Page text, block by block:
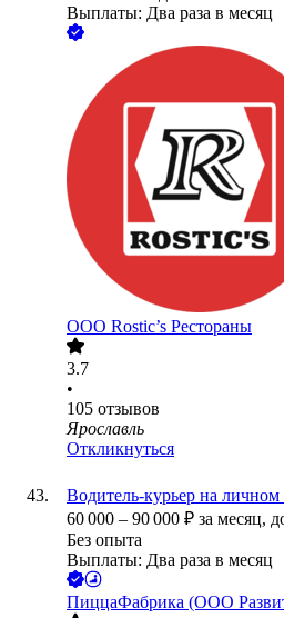
Выплаты: Два раза в месяц
ООО Rostic’s Рестораны
3.7
•
105 отзывов
Ярославль
Откликнуться
Водитель-курьер на личном
60 000 – 90 000 ₽ за месяц,
Без опыта
Выплаты: Два раза в месяц
ПиццаФабрика (ООО